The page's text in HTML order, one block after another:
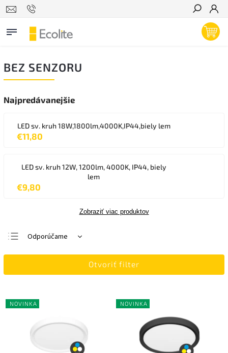
Hľadať
BEZ SENZORU
Najpredávanejšie
LED sv. kruh 18W,1800lm,4000K,IP44,biely lem
€11,80
LED sv. kruh 12W, 1200lm, 4000K, IP44, biely
lem
€9,80
Zobraziť viac produktov
Odporúčame
Najlacnejšie
Abecedne
Otvoriť filter
NOVINKA NOVINKA